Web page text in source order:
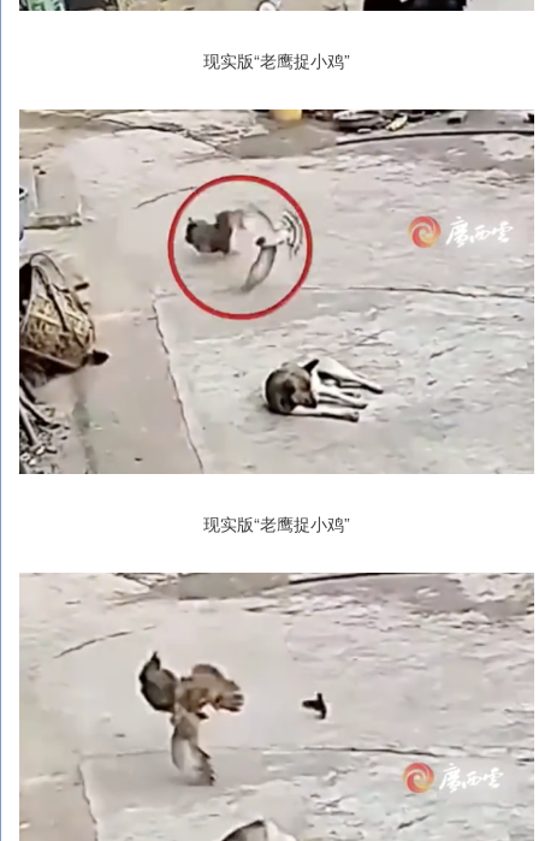
现实版“老鹰捉小鸡”
现实版“老鹰捉小鸡”